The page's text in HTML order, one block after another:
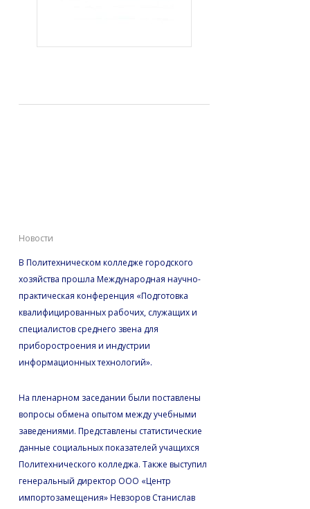
Новости
В Политехническом колледже городского
хозяйства прошла Международная научно-
практическая конференция «Подготовка
квалифицированных рабочих, служащих и
специалистов среднего звена для
приборостроения и индустрии
информационных технологий».
На пленарном заседании были поставлены
вопросы обмена опытом между учебными
заведениями. Представлены статистические
данные социальных показателей учащихся
Политехнического колледжа. Также выступил
генеральный директор ООО «Центр
импортозамещения» Невзоров Станислав